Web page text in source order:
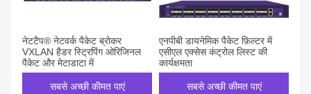
नेटटैप® नेटवर्क पैकेट ब्रोकर
VXLAN हैडर स्ट्रिपिंग ओरिजिनल
पैकेट और मेटाडाटा में
सबसे अच्छी कीमत पाएं
एनपीबी डायनेमिक पैकेट फ़िल्टर में
एसीएल एक्सेस कंट्रोल लिस्ट की
कार्यक्षमता
सबसे अच्छी कीमत पाएं